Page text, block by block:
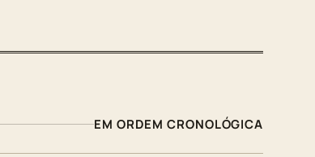
EM ORDEM CRONOLÓGICA